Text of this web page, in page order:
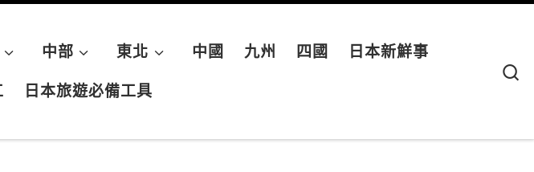
中部 東北 中國 九州 四國 日本新鮮事
日本旅遊必備工具